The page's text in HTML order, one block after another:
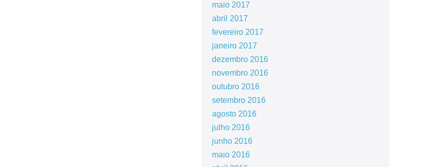
maio 2017
abril 2017
fevereiro 2017
janeiro 2017
dezembro 2016
novembro 2016
outubro 2016
setembro 2016
agosto 2016
julho 2016
junho 2016
maio 2016